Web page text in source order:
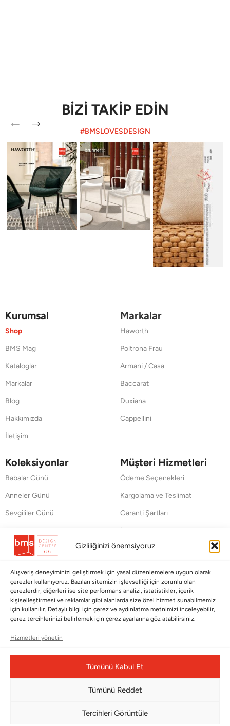
Gizliliğinizi önemsiyoruz
Alışveriş deneyiminizi geliştirmek için yasal düzenlemelere uygun olarak
çerezler kullanıyoruz. Bazıları sitemizin işlevselliği için zorunlu olan
çerezlerdir, diğerleri ise site performans analizi, istatistikler, içerik
kişiselleştirmesi ve reklamlar gibi alanlarda size özel hizmet sunabilmemiz
için kullanılır. Detaylı bilgi için çerez ve aydınlatma metnimizi inceleyebilir,
çerez tercihlerinizi belirlemek için çerez ayarlarına göz atabilirsiniz.
Hizmetleri yönetin
Tümünü Kabul Et
Tümünü Reddet
Tercihleri Görüntüle
BİZİ TAKİP EDİN
#BMSLOVESDESIGN
Kurumsal
Shop
BMS Mag
Kataloglar
Markalar
Blog
Hakkımızda
İletişim
Markalar
Haworth
Poltrona Frau
Armani / Casa
Baccarat
Duxiana
Cappellini
Koleksiyonlar
Babalar Günü
Anneler Günü
Sevgililer Günü
Wedding
Yılbaşı
Yat
Müşteri Hizmetleri
Ödeme Seçenekleri
Kargolama ve Teslimat
Garanti Şartları
İade Politikası
Kullanım Koşulları
Mesafeli Satış Sözleşmesi
Ödeme Bildirimi
Hata Bildirim Formu
BÜLTENİMİZE ABONE OLUN
Kayıt olun ve fırsatlardan ilk siz yararlanın!
Bizi Takip Edin